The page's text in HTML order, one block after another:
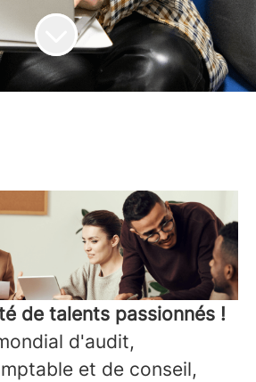
de talents passionnés !
d'audit,
et de conseil,